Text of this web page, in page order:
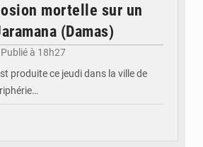
mortelle sur un
(Damas)
Publié à 18h27
produite ce jeudi dans la ville de